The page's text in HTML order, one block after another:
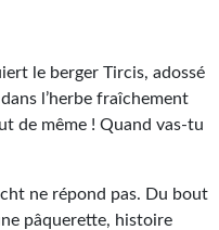
le berger Tircis, adossé
l’herbe fraîchement
de même ! Quand vas-tu
ne répond pas. Du bout
pâquerette, histoire